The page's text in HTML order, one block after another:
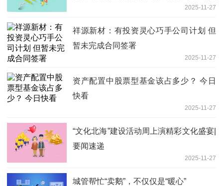
2025-11-27
祥源新材：有投资灵心巧手公司计划 但
暂未完成合同签署
2025-11-27
资产配置中股票型基金该占多少？ 今日
快看
2025-11-27
“文化北海”建设活动周上演精彩文化盛宴|
要闻速递
2025-11-27
城管帮忙“卖鹅”，不仅仅是“暖心”